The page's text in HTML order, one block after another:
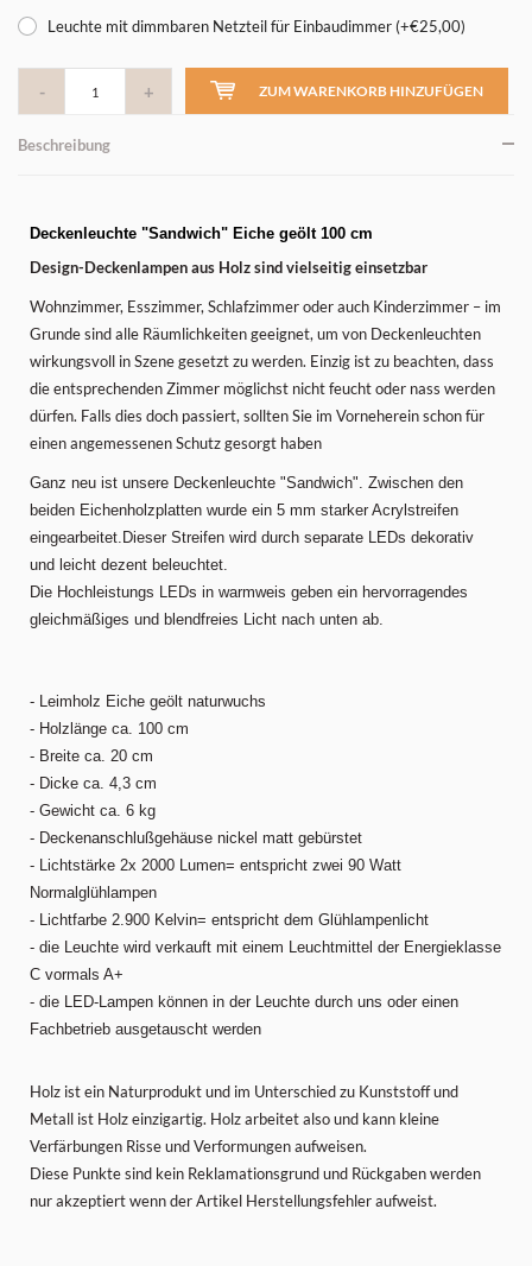
Leuchte mit dimmbaren Netzteil für Einbaudimmer (+€25,00)
- + ZUM WARENKORB HINZUFÜGEN
Beschreibung
Deckenleuchte "Sandwich" Eiche geölt 100 cm
Design-Deckenlampen aus Holz sind vielseitig einsetzbar
Wohnzimmer, Esszimmer, Schlafzimmer oder auch Kinderzimmer – im
Grunde sind alle Räumlichkeiten geeignet, um von Deckenleuchten
wirkungsvoll in Szene gesetzt zu werden. Einzig ist zu beachten, dass
die entsprechenden Zimmer möglichst nicht feucht oder nass werden
dürfen. Falls dies doch passiert, sollten Sie im Vorneherein schon für
einen angemessenen Schutz gesorgt haben
Ganz neu ist unsere Deckenleuchte "Sandwich". Zwischen den
beiden Eichenholzplatten wurde ein 5 mm starker Acrylstreifen
eingearbeitet.Dieser Streifen wird durch separate LEDs dekorativ
und leicht dezent beleuchtet.
Die Hochleistungs LEDs in warmweis geben ein hervorragendes
gleichmäßiges und blendfreies Licht nach unten ab.
- Leimholz Eiche geölt naturwuchs
- Holzlänge ca. 100 cm
- Breite ca. 20 cm
- Dicke ca. 4,3 cm
- Gewicht ca. 6 kg
- Deckenanschlußgehäuse nickel matt gebürstet
- Lichtstärke 2x 2000 Lumen= entspricht zwei 90 Watt
Normalglühlampen
- Lichtfarbe 2.900 Kelvin= entspricht dem Glühlampenlicht
- die Leuchte wird verkauft mit einem Leuchtmittel der Energieklasse
C vormals A+
- die LED-Lampen können in der Leuchte durch uns oder einen
Fachbetrieb ausgetauscht werden
Holz ist ein Naturprodukt und im Unterschied zu Kunststoff und
Metall ist Holz einzigartig. Holz arbeitet also und kann kleine
Verfärbungen Risse und Verformungen aufweisen.
Diese Punkte sind kein Reklamationsgrund und Rückgaben werden
nur akzeptiert wenn der Artikel Herstellungsfehler aufweist.